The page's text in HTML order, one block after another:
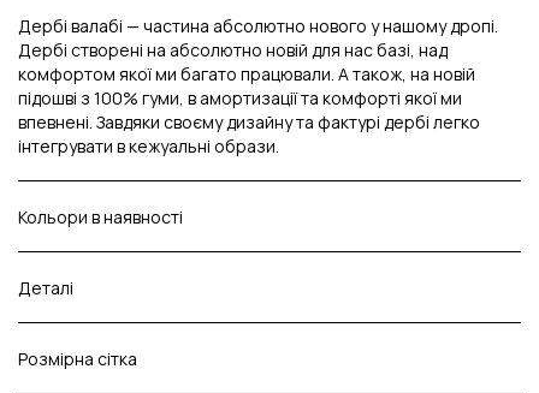
Дербі валабі — частина абсолютно нового у нашому дропі.
Дербі створені на абсолютно новій для нас базі, над
комфортом якої ми багато працювали. А також, на новій
підошві з 100% гуми, в амортизації та комфорті якої ми
впевнені. Завдяки своєму дизайну та фактурі дербі легко
інтегрувати в кежуальні образи.
Кольори в наявності
Деталі
Розмірна сітка